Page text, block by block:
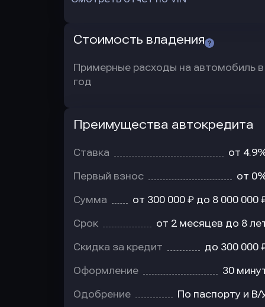
Стоимость владения
Примерные расходы на автомобиль в
год
Преимущества автокредита
Ставка от
Первый взнос от
Сумма от 300 000 ₽ до 8 000 000
Срок от 2 месяцев до 8
Скидка за кредит до 300 000
Оформление 30
Одобрение По паспорту и В/